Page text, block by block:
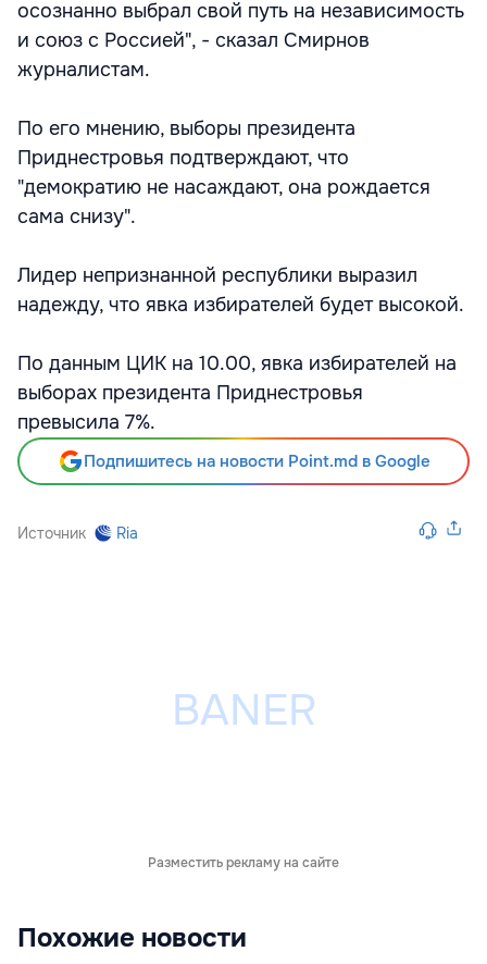
осознанно выбрал свой путь на независимость
и союз с Россией", - сказал Смирнов
журналистам.
По его мнению, выборы президента
Приднестровья подтверждают, что
"демократию не насаждают, она рождается
сама снизу".
Лидер непризнанной республики выразил
надежду, что явка избирателей будет высокой.
По данным ЦИК на 10.00, явка избирателей на
выборах президента Приднестровья
превысила 7%.
Подпишитесь на новости Point.md в Google
Источник Ria
Разместить рекламу на сайте
Похожие новости